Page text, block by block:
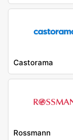
Castorama
Rossmann